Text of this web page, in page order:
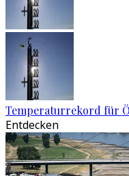
Temperaturrekord für
Entdecken